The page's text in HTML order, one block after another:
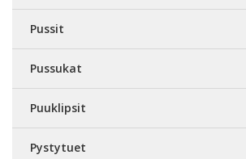
Pussit
Pussukat
Puuklipsit
Pystytuet